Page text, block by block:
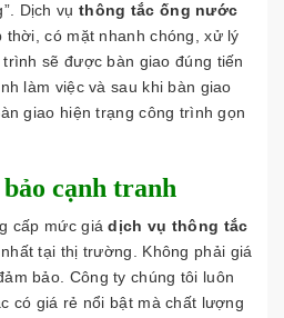
Dịch vụ thông tắc ống nước
có mặt nhanh chóng, xử lý
sẽ được bàn giao đúng tiến
làm việc và sau khi bàn giao
giao hiện trạng công trình gọn
cạnh tranh
cấp mức giádịch vụ thông tắc
tại thị trường. Không phải giá
bảo. Công ty chúng tôi luôn
có giá rẻ nổi bật mà chất lượng